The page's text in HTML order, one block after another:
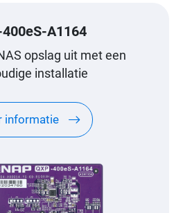
A1164
opslag uit met een
installatie
informatie